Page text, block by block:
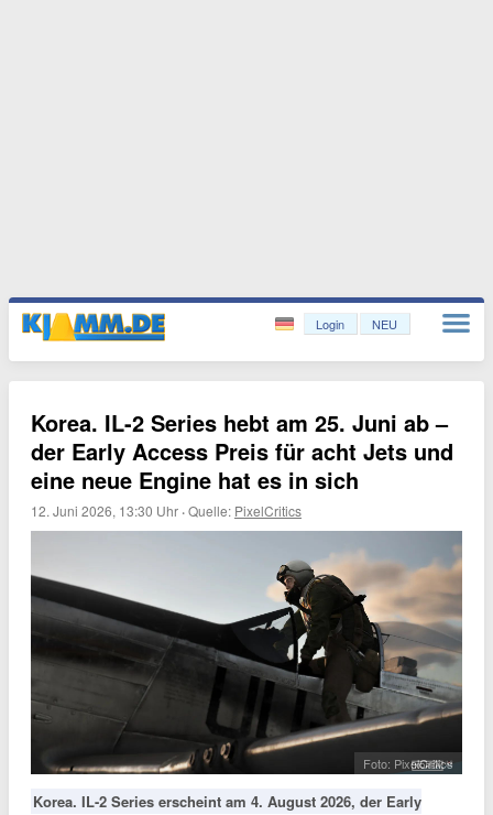
Login NEU
Korea. IL-2 Series hebt am 25. Juni ab –
der Early Access Preis für acht Jets und
eine neue Engine hat es in sich
12. Juni 2026, 13:30 Uhr ·Quelle: PixelCritics
Foto: PixelCritics
Korea. IL-2 Series erscheint am 4. August 2026, der Early